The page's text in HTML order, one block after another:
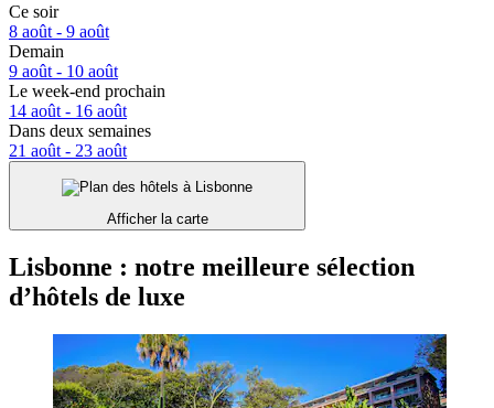
Ce soir
8 août - 9 août
Demain
9 août - 10 août
Le week-end prochain
14 août - 16 août
Dans deux semaines
21 août - 23 août
Afficher la carte
Lisbonne : notre meilleure sélection
d’hôtels de luxe